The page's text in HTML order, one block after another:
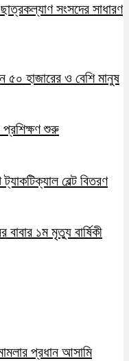
সংসদের সাধারণ
৫০ হাজারের ও বেশি মানুষ
প্রশিক্ষণ শুরু
বেল্ট বিতরণ
বাবার ১ম মৃত্যু বার্ষিকী
প্রধান আসামি